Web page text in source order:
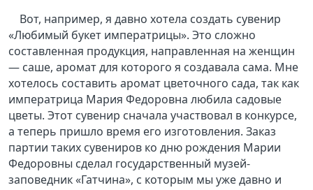
Вот, например, я давно хотела создать сувенир
«Любимый букет императрицы». Это сложно
составленная продукция, направленная на женщин
— саше, аромат для которого я создавала сама. Мне
хотелось составить аромат цветочного сада, так как
императрица Мария Федоровна любила садовые
цветы. Этот сувенир сначала участвовал в конкурсе,
а теперь пришло время его изготовления. Заказ
партии таких сувениров ко дню рождения Марии
Федоровны сделал государственный музей-
заповедник «Гатчина», с которым мы уже давно и